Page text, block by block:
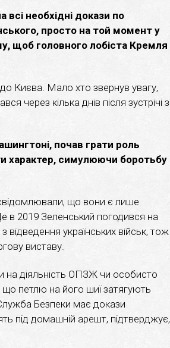
всі необхідні докази по
просто на той момент у
щоб головного лобіста Кремля
до Києва. Мало хто звернув увагу,
кілька днів після зустрічі з
почав грати роль
характер, симулюючи боротьбу
що вони є лише
в 2019 Зеленський погодився на
українських військ, тож
виставу.
на діяльність ОПЗЖ чи особисто
петлю на його шиї затягують
Безпеки має докази
під домашній арешт, підтверджує,